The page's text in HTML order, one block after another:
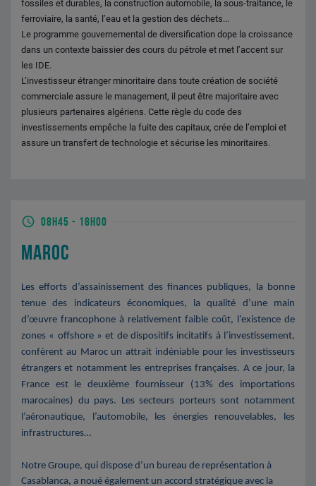
fossiles et durables, la construction automobile, la sous-traitance, le
ferroviaire, la santé, l’eau et la gestion des déchets...
Le programme gouvernemental de diversification dope la croissance
dans un contexte baissier des cours du pétrole et met l’accent sur
les IDE.
L’investisseur étranger minoritaire dans toute création de société
commerciale assure le management, il peut être majoritaire avec
plusieurs partenaires algériens. Cette règle du code des
investissements empêche la fuite des capitaux, crée de l’emploi et
assure un transfert de technologie et sécurise les minoritaires.
08H45 - 18H00
MAROC
Les efforts d’assainissement des finances publiques, la bonne
tenue des indicateurs économiques, la qualité d’une main
d’œuvre francophone à relativement faible coût, l’existence de
zones « offshore » et de dispositifs incitatifs à l’investissement,
confèrent au Maroc un attrait indéniable pour les investisseurs
étrangers et notamment les entreprises françaises. A ce jour, la
France est le deuxième fournisseur (13% des importations
marocaines) du pays. Les secteurs porteurs sont notamment
l’aéronautique, l’automobile, les énergies renouvelables, les
infrastructures…
Notre Groupe, qui dispose d’un bureau de représentation à
Casablanca, a noué également un accord stratégique avec la